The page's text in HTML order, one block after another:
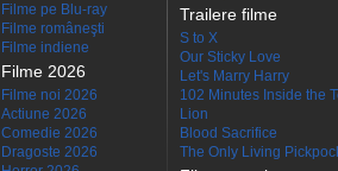
Filme pe Blu-ray
Filme româneşti
Filme indiene
Filme 2026
Filme noi 2026
Actiune 2026
Comedie 2026
Dragoste 2026
Trailere filme
S to X
Our Sticky Love
Let's Marry Harry
102 Minutes Inside the
Lion
Blood Sacrifice
The Only Living